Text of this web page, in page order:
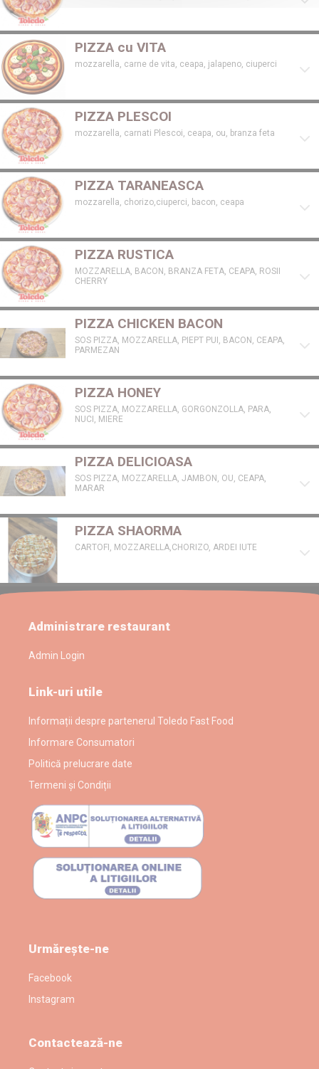
PIZZA cu VITA
mozzarella, carne de vita, ceapa, jalapeno, ciuperci
PIZZA PLESCOI
mozzarella, carnati Plescoi, ceapa, ou, branza feta
PIZZA TARANEASCA
mozzarella, chorizo,ciuperci, bacon, ceapa
PIZZA RUSTICA
MOZZARELLA, BACON, BRANZA FETA, CEAPA, ROSII
CHERRY
PIZZA CHICKEN BACON
SOS PIZZA, MOZZARELLA, PIEPT PUI, BACON, CEAPA,
PARMEZAN
PIZZA HONEY
SOS PIZZA, MOZZARELLA, GORGONZOLLA, PARA,
NUCI, MIERE
PIZZA DELICIOASA
SOS PIZZA, MOZZARELLA, JAMBON, OU, CEAPA,
MARAR
PIZZA SHAORMA
CARTOFI, MOZZARELLA,CHORIZO, ARDEI IUTE
Administrare restaurant
Admin Login
Link-uri utile
Informații despre partenerul Toledo Fast Food
Informare Consumatori
Politică prelucrare date
Termeni și Condiții
Urmărește-ne
Facebook
Instagram
Contactează-ne